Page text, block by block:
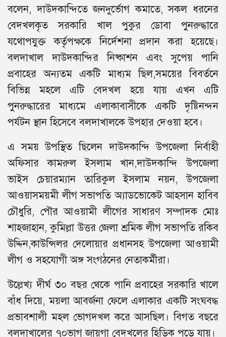
বলেন, দাউদকান্দিতে জনদুর্ভোগ কমাতে, সকল ধরনের
বেদখলকৃত সরকারি খাল পুকুর ডোবা পুনরুদ্ধারে
যথোপযুক্ত কর্তৃপক্ষকে নির্দেশনা প্রদান করা হয়েছে।
বলদাখাল দাউদকান্দির নিষ্কাশন এবং সুপেয় পানি
প্রবাহের অন্যতম একটি মাধ্যম ছিল,সময়ের বিবর্তনে
বিভিন্ন মহলে এটি বেদখল হয়ে যায় এখন এটি
পুনরুদ্ধারের মাধ্যমে এলাকাবাসীকে একটি দৃষ্টিনন্দন
পর্যটন স্থান হিসেবে বলদাখালকে উপহার দেওয়া হবে।
এ সময় উপস্থিত ছিলেন দাউদকান্দি উপজেলা নির্বাহী
অফিসার কামরুল ইসলাম খান,দাউদকান্দি উপজেলা
ভাইস চেয়ারম্যান তারিকুল ইসলাম নয়ন, উপজেলা
আওয়াসময়মী লীগ সভাপতি অ্যাডভোকেট আহসান হাবিব
চৌধুরি, পৌর আওয়ামী লীগের সাধারণ সম্পাদক মোঃ
শাহজাহান, কুমিল্লা উত্তর জেলা শ্রমিক লীগ সভাপতি রকিব
উদ্দিন,কাউন্সিলর দেলোয়ার প্রধানসহ উপজেলা আওয়ামী
লীগ ও সহযোগী অঙ্গ সংগঠনের নেতাকর্মীরা।
উল্লেখ্য দীর্ঘ ৩০ বছর থেকে পানি প্রবাহের সরকারি খালে
বাঁধ দিয়ে, ময়লা আবর্জনা ফেলে এলাকার একটি সংঘবদ্ধ
প্রভাবশালী মহল ভোগদখল করে আসছিল। বিগত বছরে
বলদাখালের ৭০ভাগ জায়গা বেদখলের হিড়িক পড়ে যায়।